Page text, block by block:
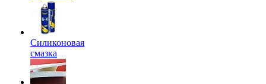
Силиконовая
смазка